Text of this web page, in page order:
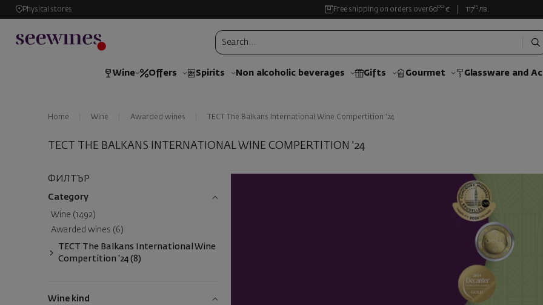
Physical stores Free shipping on orders over6000 € 11735 лв.
Wine Offers Spirits Non alcoholic beverages Gifts Gourmet Glassware and
Home Wine Awarded wines ТЕСТ The Balkans International Wine Compertition '24
ТЕСТ THE BALKANS INTERNATIONAL WINE COMPERTITION '24
ФИЛТЪР
Category
Awarded wines (6)
Wine (1492)
ТЕСТ The Balkans International Wine
Compertition '24 (8)
Wine kind